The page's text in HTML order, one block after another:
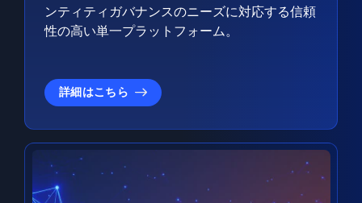
ンティティガバナンスのニーズに対応する信頼
性の高い単一プラットフォーム。
詳細はこちら